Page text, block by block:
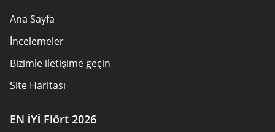
Ana Sayfa
İncelemeler
Bizimle iletişime geçin
Site Haritası
EN İYİ Flört 2026